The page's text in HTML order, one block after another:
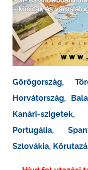
Görögország,
Horvátország,
Kanári-szigetek,
Portugália,
Szlovákia,